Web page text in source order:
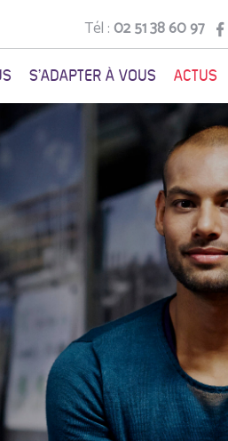
Tél :02 51 38 60 97
S'ADAPTER À VOUS ACTUS